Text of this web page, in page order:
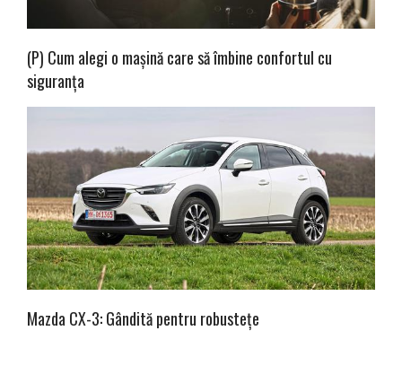
(P) Cum alegi o mașină care să îmbine confortul cu
siguranța
Mazda CX-3: Gândită pentru robustețe